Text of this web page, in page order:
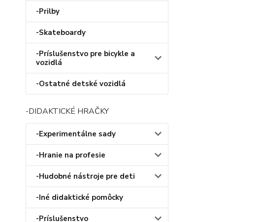
-Prilby
-Skateboardy
-Príslušenstvo pre bicykle a
vozidlá
-Ostatné detské vozidlá
-DIDAKTICKÉ HRAČKY
-Experimentálne sady
-Hranie na profesie
-Hudobné nástroje pre deti
-Iné didaktické pomôcky
-Príslušenstvo